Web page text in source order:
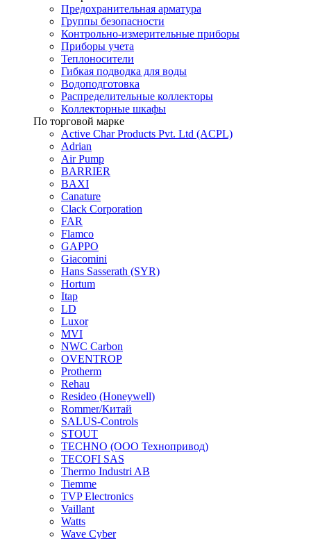
Предохранительная арматура
Группы безопасности
Контрольно-измерительные приборы
Приборы учета
Теплоносители
Гибкая подводка для воды
Водоподготовка
Распределительные коллекторы
Коллекторные шкафы
По торговой марке
Active Char Products Pvt. Ltd (ACPL)
Adrian
Air Pump
BARRIER
BAXI
Canature
Clack Corporation
FAR
Flamco
GAPPO
Giacomini
Hans Sasserath (SYR)
Hortum
Itap
LD
Luxor
MVI
NWC Carbon
OVENTROP
Protherm
Rehau
Resideo (Honeywell)
Rommer/Китай
SALUS-Controls
STOUT
TECHNO (ООО Технопривод)
TECOFI SAS
Thermo Industri AB
Tiemme
TVP Electronics
Vaillant
Watts
Wave Cyber